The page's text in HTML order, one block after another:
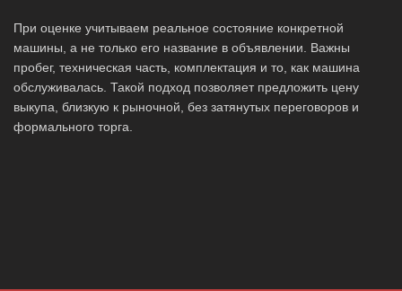
При оценке учитываем реальное состояние конкретной
машины, а не только его название в объявлении. Важны
пробег, техническая часть, комплектация и то, как машина
обслуживалась. Такой подход позволяет предложить цену
выкупа, близкую к рыночной, без затянутых переговоров и
формального торга.